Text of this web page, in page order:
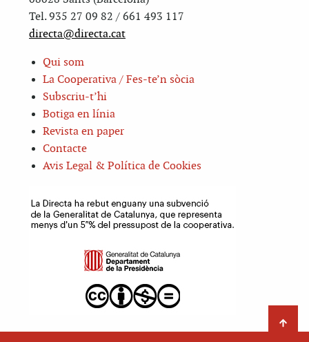
Tel. 935 27 09 82 / 661 493 117
directa@directa.cat
Qui som
La Cooperativa / Fes-te’n sòcia
Subscriu-t’hi
Botiga en línia
Revista en paper
Contacte
Avis Legal & Política de Cookies